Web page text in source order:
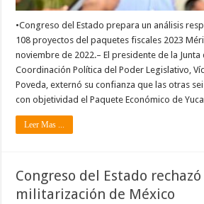
•Congreso del Estado prepara un análisis
108 proyectos del paquetes fiscales 2023
noviembre de 2022.– El presidente de la
Coordinación Política del Poder Legislativo,
Poveda, externó su confianza que las otras
con objetividad el Paquete Económico de
Leer Mas ...
Congreso del Estado rechazó
militarización de México